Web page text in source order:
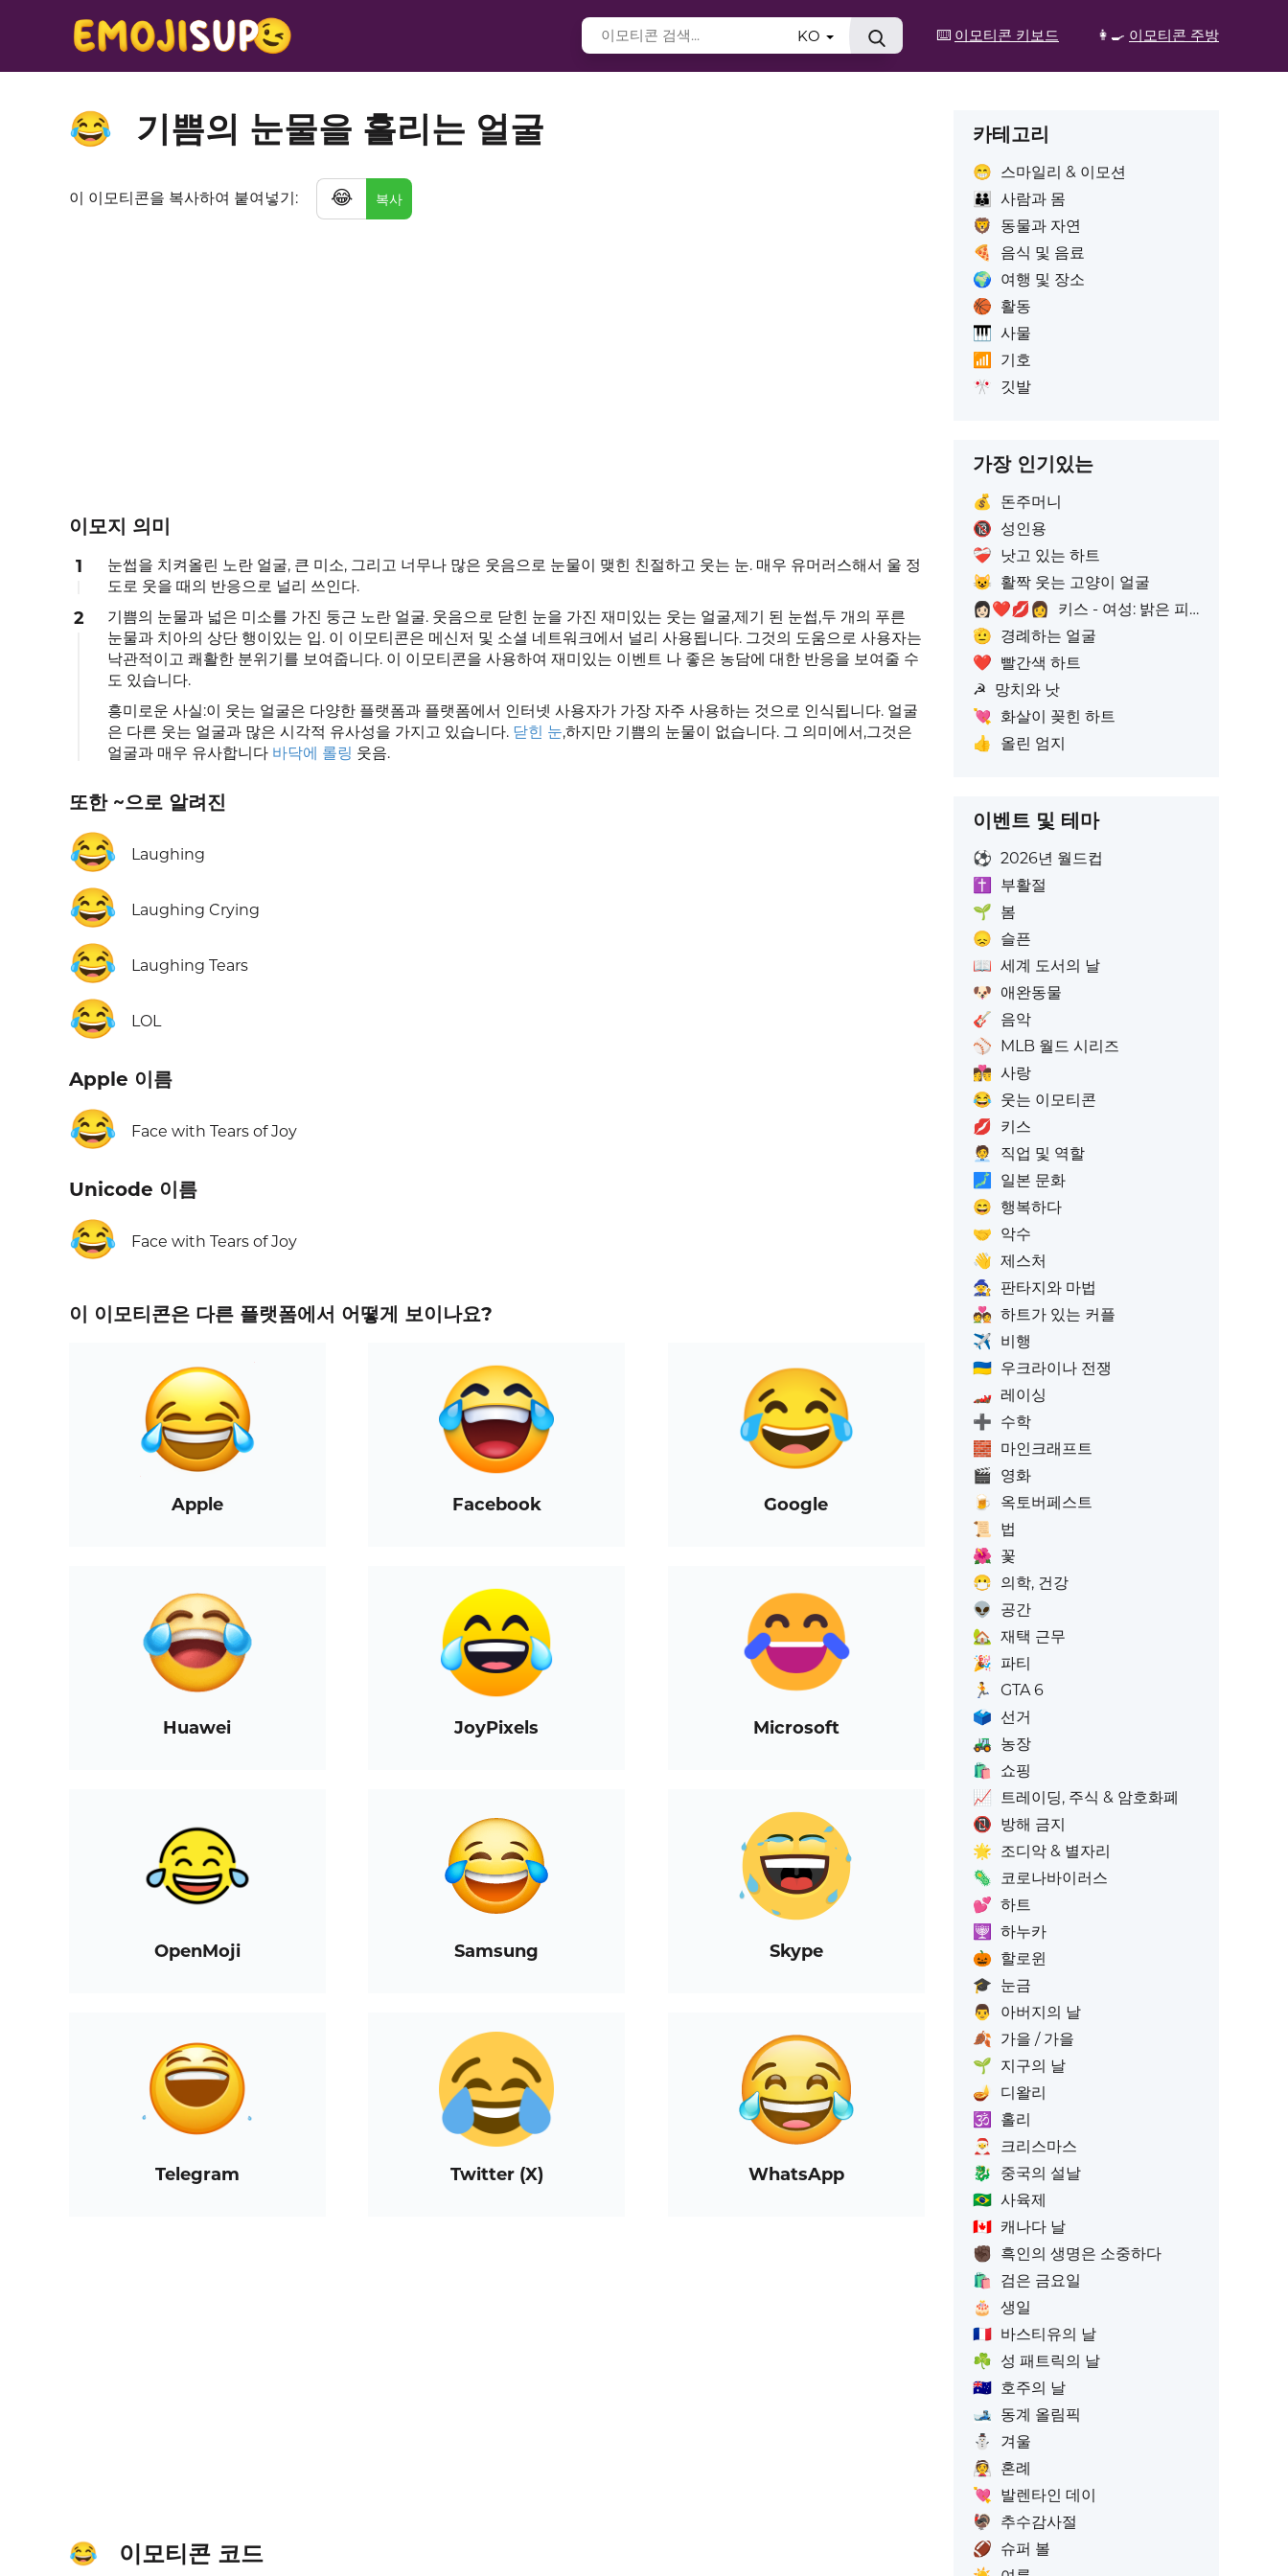
⌨️ 이모티콘 키보드 👩‍🍳 이모티콘 주방
KO
😂 기쁨의 눈물을 흘리는 얼굴
이 이모티콘을 복사하여 붙여넣기: 😂 복사
이모지 의미
1
눈썹을 치켜올린 노란 얼굴, 큰 미소, 그리고 너무나 많은 웃음으로 눈물이 맺힌 친절하고 웃는 눈. 매우 유머러스해서 울 정
도로 웃을 때의 반응으로 널리 쓰인다.
2
기쁨의 눈물과 넓은 미소를 가진 둥근 노란 얼굴. 웃음으로 닫힌 눈을 가진 재미있는 웃는 얼굴,제기 된 눈썹,두 개의 푸른
눈물과 치아의 상단 행이있는 입. 이 이모티콘은 메신저 및 소셜 네트워크에서 널리 사용됩니다. 그것의 도움으로 사용자는
낙관적이고 쾌활한 분위기를 보여줍니다. 이 이모티콘을 사용하여 재미있는 이벤트 나 좋은 농담에 대한 반응을 보여줄 수
도 있습니다.
흥미로운 사실:이 웃는 얼굴은 다양한 플랫폼과 플랫폼에서 인터넷 사용자가 가장 자주 사용하는 것으로 인식됩니다. 얼굴
은 다른 웃는 얼굴과 많은 시각적 유사성을 가지고 있습니다. 닫힌 눈,하지만 기쁨의 눈물이 없습니다. 그 의미에서,그것은
얼굴과 매우 유사합니다 바닥에 롤링 웃음.
또한 ~으로 알려진
😂 Laughing
😂 Laughing Crying
😂 Laughing Tears
😂 LOL
Apple 이름
😂 Face with Tears of Joy
Unicode 이름
😂 Face with Tears of Joy
이 이모티콘은 다른 플랫폼에서 어떻게 보이나요?
Apple Facebook Google
Huawei JoyPixels Microsoft
OpenMoji Samsung Skype
Telegram Twitter (X) WhatsApp
😂 이모티콘 코드
카테고리
😁 스마일리 & 이모션
👪
사람과 몸
🦁
동물과 자연
🍕
음식 및 음료
🌍 여행 및 장소
🏀 활동
🎹 사물
📶
기호
🎌 깃발
가장 인기있는
💰
돈주머니
🔞 성인용
❤️‍🩹 낫고 있는 하트
😺 활짝 웃는 고양이 얼굴
👩🏻‍❤️‍💋‍👩
키스 - 여성: 밝은 피부톤, 여성: 피부색 없음
🫡 경례하는 얼굴
❤️ 빨간색 하트
☭ 망치와 낫
💘 화살이 꽂힌 하트
👍
올린 엄지
이벤트 및 테마
⚽ 2026년 월드컵
✝️
부활절
🌱 봄
😞 슬픈
📖 세계 도서의 날
🐶 애완동물
🎸 음악
⚾ MLB 월드 시리즈
👩‍❤️‍💋‍👨 사랑
😂 웃는 이모티콘
💋 키스
🧑‍💼
직업 및 역할
🗾
일본 문화
😄 행복하다
🤝 악수
👋 제스처
🧙 판타지와 마법
💑 하트가 있는 커플
✈️ 비행
🇺🇦 우크라이나 전쟁
🏎️ 레이싱
➕ 수학
🧱 마인크래프트
🎬 영화
🍺
옥토버페스트
📜
법
🌺 꽃
😷 의학, 건강
👽
공간
🏡 재택 근무
🎉 파티
🏃
GTA 6
🗳️ 선거
🚜 농장
🛍️
쇼핑
📈 트레이딩, 주식 & 암호화폐
📵 방해 금지
🌟 조디악 & 별자리
🦠 코로나바이러스
💕 하트
🕎
하누카
🎃 할로윈
🎓 눈금
👨
아버지의 날
🍂 가을 / 가을
🌱 지구의 날
🪔
디왈리
🕉️
홀리
🎅
크리스마스
🐉
중국의 설날
🇧🇷 사육제
🇨🇦 캐나다 날
✊🏿 흑인의 생명은 소중하다
🛍️
검은 금요일
🎂
생일
🇫🇷 바스티유의 날
☘️ 성 패트릭의 날
🇦🇺 호주의 날
🎿 동계 올림픽
⛄
겨울
👰 혼례
💘 발렌타인 데이
🦃
추수감사절
🏈 슈퍼 볼